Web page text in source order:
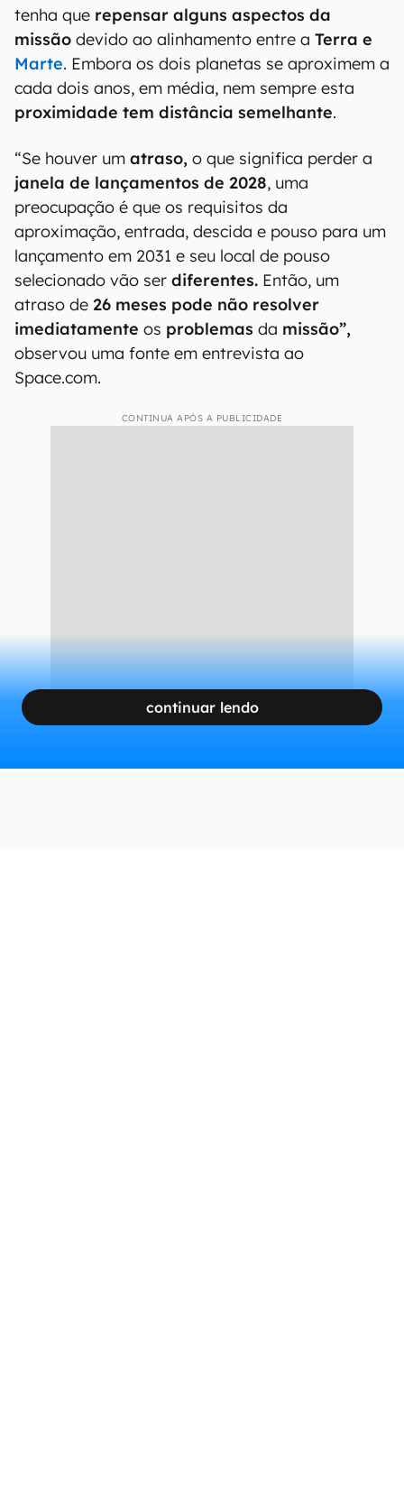
tenha que repensar alguns aspectos da
missão devido ao alinhamento entre a Terra e
Marte. Embora os dois planetas se aproximem a
cada dois anos, em média, nem sempre esta
proximidade tem distância semelhante.
“Se houver um atraso, o que significa perder a
janela de lançamentos de 2028, uma
preocupação é que os requisitos da
aproximação, entrada, descida e pouso para um
lançamento em 2031 e seu local de pouso
selecionado vão ser diferentes. Então, um
atraso de 26 meses pode não resolver
imediatamente os problemas da missão”,
observou uma fonte em entrevista ao
Space.com.
CONTINUA APÓS A PUBLICIDADE
continuar lendo